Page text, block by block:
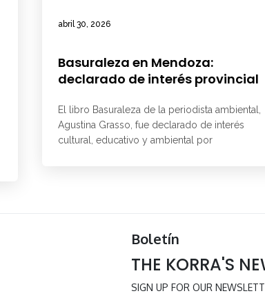
abril 30, 2026
Basuraleza en Mendoza:
declarado de interés provincial
El libro Basuraleza de la periodista ambiental,
Agustina Grasso, fue declarado de interés
cultural, educativo y ambiental por
Boletín
THE KORRA'S
SIGN UP FOR OUR